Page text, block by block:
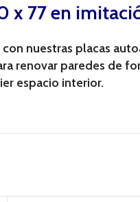
x 77 en
nuestras placas
renovar paredes de
espacio interior.